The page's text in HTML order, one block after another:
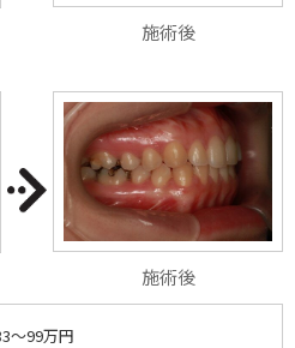
施術後
施術後
〜99万円